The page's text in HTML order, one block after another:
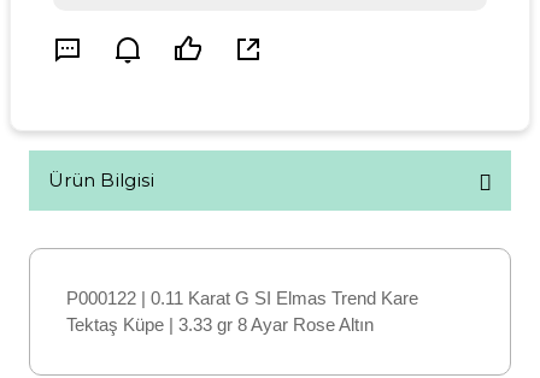
Ürün Bilgisi
P000122 | 0.11 Karat G SI Elmas Trend Kare
Tektaş Küpe | 3.33 gr 8 Ayar Rose Altın